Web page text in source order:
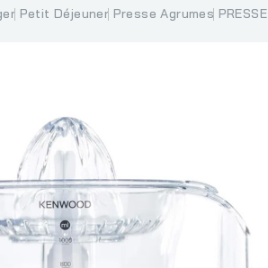
Petit Déjeuner Presse Agrumes